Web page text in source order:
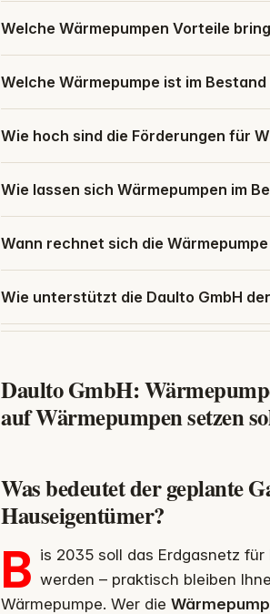
Welche Wärmepumpen Vorteile
Welche Wärmepumpe ist im
Wie hoch sind die Förderungen für
Wie lassen sich Wärmepumpen im
Wann rechnet sich die
Wie unterstützt die Daulto GmbH
Daulto GmbH:
auf Wärmepumpen setzen
Was bedeutet der geplante
Hauseigentümer?
B is 2035 soll das Erdgasnetz
werden – praktisch bleiben
Wärmepumpe. Wer die